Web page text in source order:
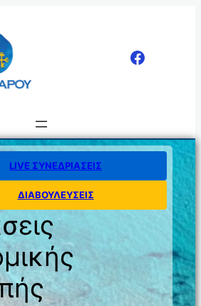
LIVE ΣΥΝΕΔΡΙΑΣΕΙΣ
ΔΙΑΒΟΥΛΕΥΣΕΙΣ